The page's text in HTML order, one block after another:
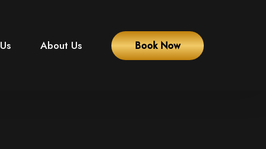
About Us Book Now